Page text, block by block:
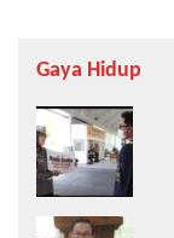
Gaya Hidup